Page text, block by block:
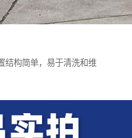
结构简单，易于清洗和维